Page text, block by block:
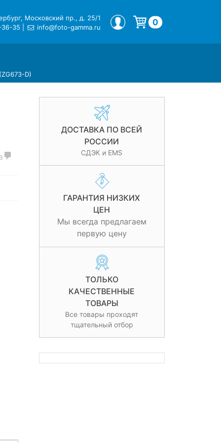
Московский пр., д. 25/1
36-35
info@foto-gamma.ru
МОЙ ПРОФИЛЬ 0
D)
ДОСТАВКА ПО ВСЕЙ
РОССИИ
СДЭК и EMS
ГАРАНТИЯ НИЗКИХ
ЦЕН
Мы всегда предлагаем
первую цену
ТОЛЬКО
КАЧЕСТВЕННЫЕ
ТОВАРЫ
Все товары проходят
тщательный отбор